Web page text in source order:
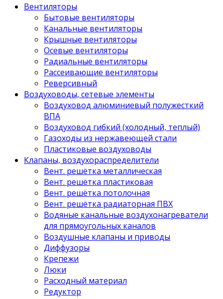
Вентиляторы
Бытовые вентиляторы
Канальные вентиляторы
Крышные вентиляторы
Осевые вентиляторы
Радиальные вентиляторы
Рассеивающие вентиляторы
Реверсивный
Воздуховоды, сетевые элементы
Воздуховод алюминиевый полужесткий
ВПА
Воздуховод гибкий (холодный, теплый)
Газоходы из нержавеющей стали
Пластиковые воздуховоды
Клапаны, воздухораспределители
Вент. решётка металлическая
Вент. решётка пластиковая
Вент. решётка потолочная
Вент. решётка радиаторная ПВХ
Водяные канальные воздухонагреватели
для прямоугольных каналов
Воздушные клапаны и приводы
Диффузоры
Крепежи
Люки
Расходный материал
Редуктор